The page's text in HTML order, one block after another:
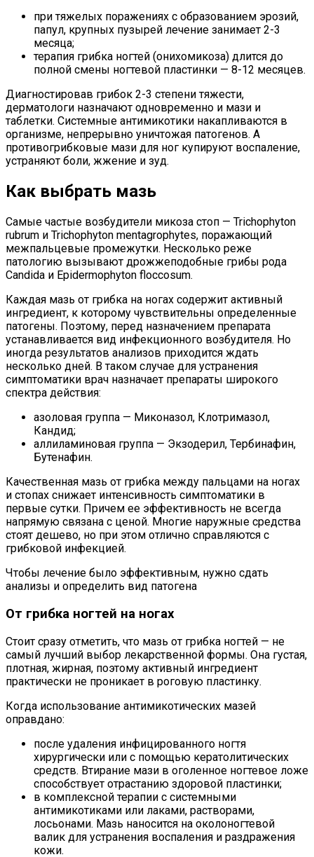
при тяжелых поражениях с образованием эрозий,
папул, крупных пузырей лечение занимает 2-3
месяца;
терапия грибка ногтей (онихомикоза) длится до
полной смены ногтевой пластинки — 8-12 месяцев.
Диагностировав грибок 2-3 степени тяжести,
дерматологи назначают одновременно и мази и
таблетки. Системные антимикотики накапливаются в
организме, непрерывно уничтожая патогенов. А
противогрибковые мази для ног купируют воспаление,
устраняют боли, жжение и зуд.
Как выбрать мазь
Самые частые возбудители микоза стоп — Trichophyton
rubrum и Trichophyton mentagrophytes, поражающий
межпальцевые промежутки. Несколько реже
патологию вызывают дрожжеподобные грибы рода
Candida и Epidermophyton floccosum.
Каждая мазь от грибка на ногах содержит активный
ингредиент, к которому чувствительны определенные
патогены. Поэтому, перед назначением препарата
устанавливается вид инфекционного возбудителя. Но
иногда результатов анализов приходится ждать
несколько дней. В таком случае для устранения
симптоматики врач назначает препараты широкого
спектра действия:
азоловая группа — Миконазол, Клотримазол,
Кандид;
аллиламиновая группа — Экзодерил, Тербинафин,
Бутенафин.
Качественная мазь от грибка между пальцами на ногах
и стопах снижает интенсивность симптоматики в
первые сутки. Причем ее эффективность не всегда
напрямую связана с ценой. Многие наружные средства
стоят дешево, но при этом отлично справляются с
грибковой инфекцией.
Чтобы лечение было эффективным, нужно сдать
анализы и определить вид патогена
От грибка ногтей на ногах
Стоит сразу отметить, что мазь от грибка ногтей — не
самый лучший выбор лекарственной формы. Она густая,
плотная, жирная, поэтому активный ингредиент
практически не проникает в роговую пластинку.
Когда использование антимикотических мазей
оправдано:
после удаления инфицированного ногтя
хирургически или с помощью кератолитических
средств. Втирание мази в оголенное ногтевое ложе
способствует отрастанию здоровой пластинки;
в комплексной терапии с системными
антимикотиками или лаками, растворами,
лосьонами. Мазь наносится на околоногтевой
валик для устранения воспаления и раздражения
кожи.